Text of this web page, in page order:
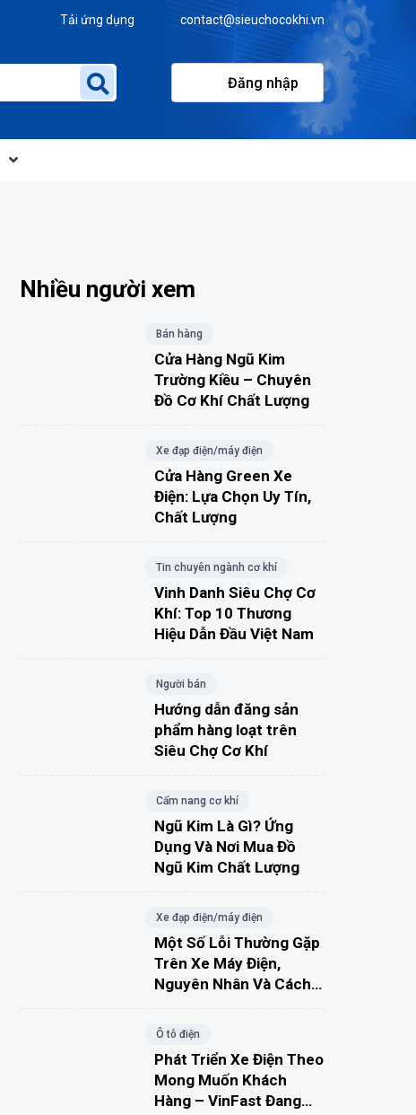
Tải ứng dụng contact@sieuchocokhi.vn
Đăng nhập
Nhiều người xem
Bán hàng
Cửa Hàng Ngũ Kim
Trường Kiều – Chuyên
Đồ Cơ Khí Chất Lượng
Xe đạp điện/máy điện
Cửa Hàng Green Xe
Điện: Lựa Chọn Uy Tín,
Chất Lượng
Tin chuyên ngành cơ khí
Vinh Danh Siêu Chợ Cơ
Khí: Top 10 Thương
Hiệu Dẫn Đầu Việt Nam
Người bán
Hướng dẫn đăng sản
phẩm hàng loạt trên
Siêu Chợ Cơ Khí
Cẩm nang cơ khí
Ngũ Kim Là Gì? Ứng
Dụng Và Nơi Mua Đồ
Ngũ Kim Chất Lượng
Xe đạp điện/máy điện
Một Số Lỗi Thường Gặp
Trên Xe Máy Điện,
Nguyên Nhân Và Cách
Ô tô điện
Phát Triển Xe Điện Theo
Mong Muốn Khách
Hàng – VinFast Đang